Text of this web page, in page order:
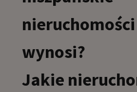
wynosi?
Jakie